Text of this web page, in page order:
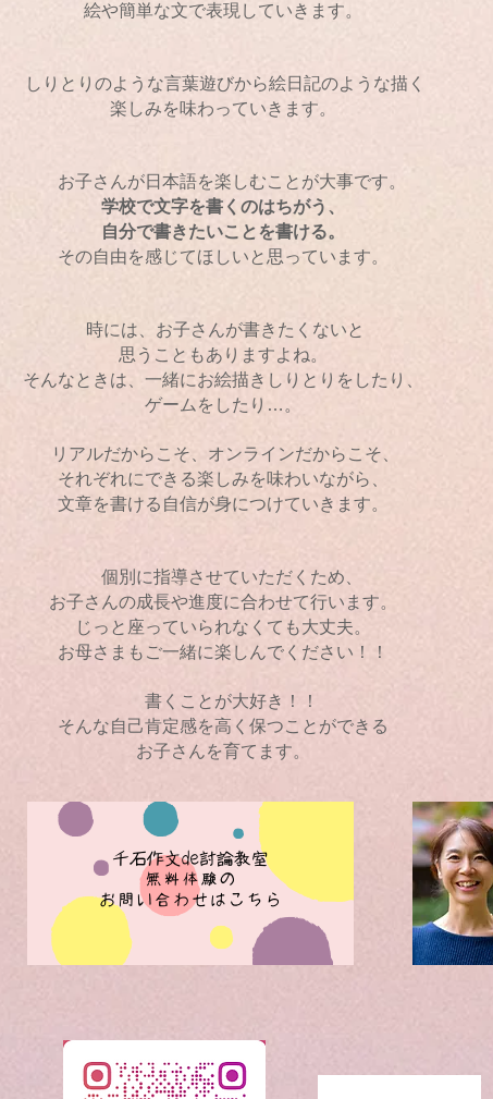
絵や簡単な文で表現していきます。
しりとりのような言葉遊びから絵日記のような描く
楽しみを味わっていきます。
お子さんが日本語を楽しむことが大事です。
学校で文字を書くのはちがう、
自分で書きたいことを書ける。
その自由を感じてほしいと思っています。
時には、お子さんが書きたくないと
思うこともありますよね。
そんなときは、一緒にお絵描きしりとりをしたり、
ゲームをしたり…。
リアルだからこそ、 オンラインだからこそ、
それぞれにできる楽しみを味わいながら、
文章を書ける自信が身につけていきます。
個別に指導させていただくため、
お子さんの成長や進度に合わせて行います。
じっと座っていられなくても大丈夫。
お母さまもご一緒に楽しんでください！！
書くことが大好き！！
そんな自己肯定感を高く保つことができる
お子さんを育てます。